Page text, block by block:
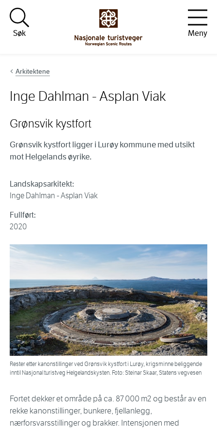
Hopp til innhold
Søk
Meny
Arkitektene
Inge Dahlman - Asplan Viak
Grønsvik kystfort
Grønsvik kystfort ligger i Lurøy kommune med utsikt
mot Helgelands øyrike.
Landskapsarkitekt:
Inge Dahlman - Asplan Viak
Fullført:
2020
Rester etter kanonstillinger ved Grønsvik kystfort i Lurøy, krigsminne beliggende
inntil Nasjonal turistveg Helgelandskysten. Foto: Steinar Skaar, Statens vegvesen
Fortet dekker et område på ca. 87 000 m2 og består av en
rekke kanonstillinger, bunkere, fjellanlegg,
nærforsvarsstillinger og brakker. Intensjonen med